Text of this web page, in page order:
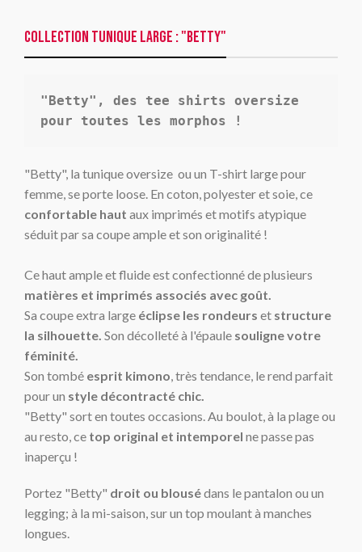
Collection Tunique large : "BETTY"
"Betty", des tee shirts oversize
pour toutes les morphos !
"Betty", la tunique oversize ou un T-shirt large pour
femme, se porte loose. En coton, polyester et soie, ce
confortable haut aux imprimés et motifs atypique
séduit par sa coupe ample et son originalité !
Ce haut ample et fluide est confectionné de plusieurs
matières et imprimés associés avec goût.
Sa coupe extra large éclipse les rondeurs et structure
la silhouette. Son décolleté à l'épaule souligne votre
féminité.
Son tombé esprit kimono, très tendance, le rend parfait
pour un style décontracté chic.
"Betty" sort en toutes occasions. Au boulot, à la plage ou
au resto, ce top original et intemporel ne passe pas
inaperçu !
Portez "Betty" droit ou blousédans le pantalon ou un
legging; à la mi-saison, sur un top moulant à manches
longues.